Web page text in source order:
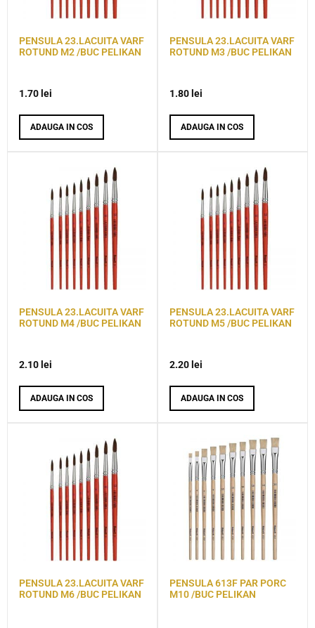
PENSULA 23.LACUITA VARF
ROTUND M2 /BUC PELIKAN
1.70 lei
ADAUGA IN COS
PENSULA 23.LACUITA VARF
ROTUND M3 /BUC PELIKAN
1.80 lei
ADAUGA IN COS
PENSULA 23.LACUITA VARF
ROTUND M4 /BUC PELIKAN
2.10 lei
ADAUGA IN COS
PENSULA 23.LACUITA VARF
ROTUND M5 /BUC PELIKAN
2.20 lei
ADAUGA IN COS
PENSULA 23.LACUITA VARF
ROTUND M6 /BUC PELIKAN
PENSULA 613F PAR PORC
M10 /BUC PELIKAN